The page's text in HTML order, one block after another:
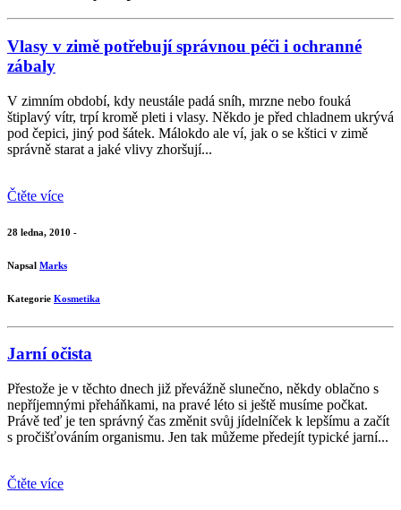
Vlasy v zimě potřebují správnou péči i ochranné
zábaly
V zimním období, kdy neustále padá sníh, mrzne nebo fouká
štiplavý vítr, trpí kromě pleti i vlasy. Někdo je před chladnem ukrývá
pod čepici, jiný pod šátek. Málokdo ale ví, jak o se kštici v zimě
správně starat a jaké vlivy zhoršují...
Čtěte více
28 ledna, 2010 -
Napsal Marks
Kategorie Kosmetika
Jarní očista
Přestože je v těchto dnech již převážně slunečno, někdy oblačno s
nepříjemnými přeháňkami, na pravé léto si ještě musíme počkat.
Právě teď je ten správný čas změnit svůj jídelníček k lepšímu a začít
s pročišťováním organismu. Jen tak můžeme předejít typické jarní...
Čtěte více